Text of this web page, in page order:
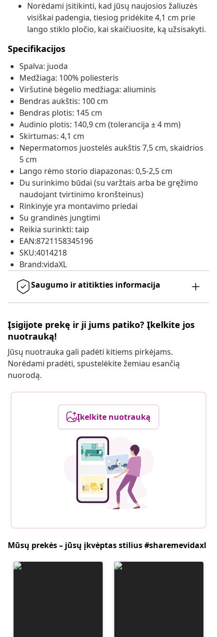
Norėdami įsitikinti, kad jūsų naujosios žaliuzės
visiškai padengia, tiesiog pridėkite 4,1 cm prie
lango stiklo pločio, kai skaičiuosite, ką užsisakyti.
Specifikacijos
Spalva: juoda
Medžiaga: 100% poliesteris
Viršutinė bėgelio medžiaga: aliuminis
Bendras aukštis: 100 cm
Bendras plotis: 145 cm
Audinio plotis: 140,9 cm (tolerancija ± 4 mm)
Skirtumas: 4,1 cm
Nepermatomos juostelės aukštis 7,5 cm, skaidrios
5 cm
Lango rėmo storio diapazonas: 0,5-2,5 cm
Du surinkimo būdai (su varžtais arba be gręžimo
naudojant tvirtinimo kronšteinus)
Rinkinyje yra montavimo priedai
Su grandinės jungtimi
Reikia surinkti: taip
EAN:8721158345196
SKU:4014218
Brand:vidaXL
Saugumo ir atitikties informacija
Įsigijote prekę ir ji jums patiko? Įkelkite jos
nuotrauką!
Jūsų nuotrauka gali padėti kitiems pirkėjams.
Norėdami pradėti, spustelėkite žemiau esančią
nuorodą.
Įkelkite nuotrauką
Mūsų prekės – jūsų įkvėptas stilius #sharemevidaxl